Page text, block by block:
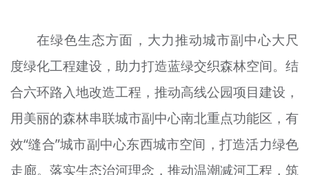
在绿色生态方面，大力推动城市副中心大尺
度绿化工程建设，助力打造蓝绿交织森林空间。结
合六环路入地改造工程，推动高线公园项目建设，
用美丽的森林串联城市副中心南北重点功能区，有
效“缝合”城市副中心东西城市空间，打造活力绿色
走廊。落实生态治河理念，推动温潮减河工程，筑